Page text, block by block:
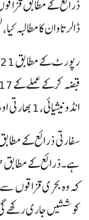
ڈالر تاوان کا مطالبہ
انڈونیشیائی، 1بھارتی اور 1 میانمار کا شہری شامل ہے۔
سفارتی ذرائع کے
ہے۔ذرائع کے مطابق
کہ وہ بحری قزاقوں سے
کوششیں جاری رکھے